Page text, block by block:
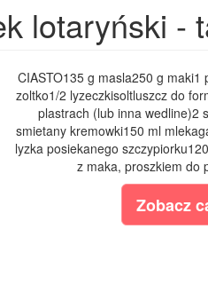
lotaryński -
CIASTO135 g masla250 g maki1
zoltko1/2 lyzeczkisoltluszcz do
plastrach (lub inna wedline)2
smietany kremowki150 ml
lyzka posiekanego
z maka, proszkiem do
Zobacz